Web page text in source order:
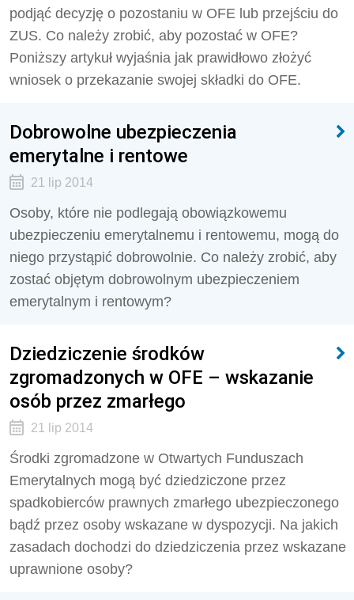
podjąć decyzję o pozostaniu w OFE lub przejściu do
ZUS. Co należy zrobić, aby pozostać w OFE?
Poniższy artykuł wyjaśnia jak prawidłowo złożyć
wniosek o przekazanie swojej składki do OFE.
Dobrowolne ubezpieczenia
emerytalne i rentowe
21 lip 2014
Osoby, które nie podlegają obowiązkowemu
ubezpieczeniu emerytalnemu i rentowemu, mogą do
niego przystąpić dobrowolnie. Co należy zrobić, aby
zostać objętym dobrowolnym ubezpieczeniem
emerytalnym i rentowym?
Dziedziczenie środków
zgromadzonych w OFE – wskazanie
osób przez zmarłego
21 lip 2014
Środki zgromadzone w Otwartych Funduszach
Emerytalnych mogą być dziedziczone przez
spadkobierców prawnych zmarłego ubezpieczonego
bądź przez osoby wskazane w dyspozycji. Na jakich
zasadach dochodzi do dziedziczenia przez wskazane
uprawnione osoby?